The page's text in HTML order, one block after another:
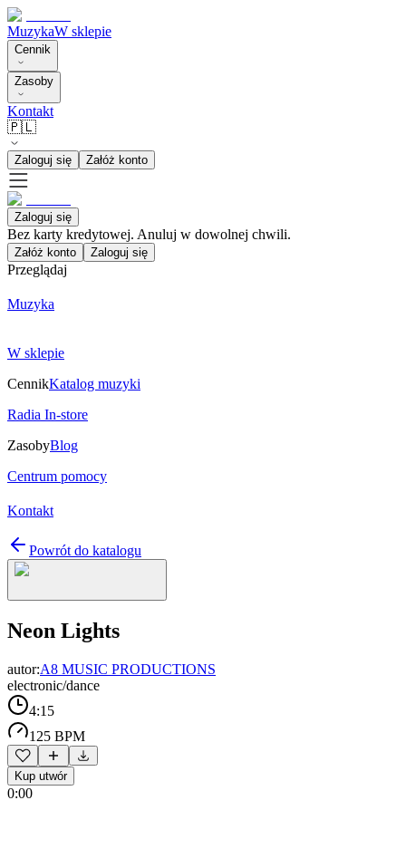
MuzykaW sklepie
Cennik
Zasoby
Kontakt
🇵🇱
Zaloguj się Załóż konto
Zaloguj się
Bez karty kredytowej. Anuluj w dowolnej chwili.
Załóż konto Zaloguj się
Przeglądaj
Muzyka
W sklepie
CennikKatalog muzyki
Radia In-store
ZasobyBlog
Centrum pomocy
Kontakt
Powrót do katalogu
Neon Lights
autor:A8 MUSIC PRODUCTIONS
electronic/dance
4:15
125 BPM
Kup utwór
0:00